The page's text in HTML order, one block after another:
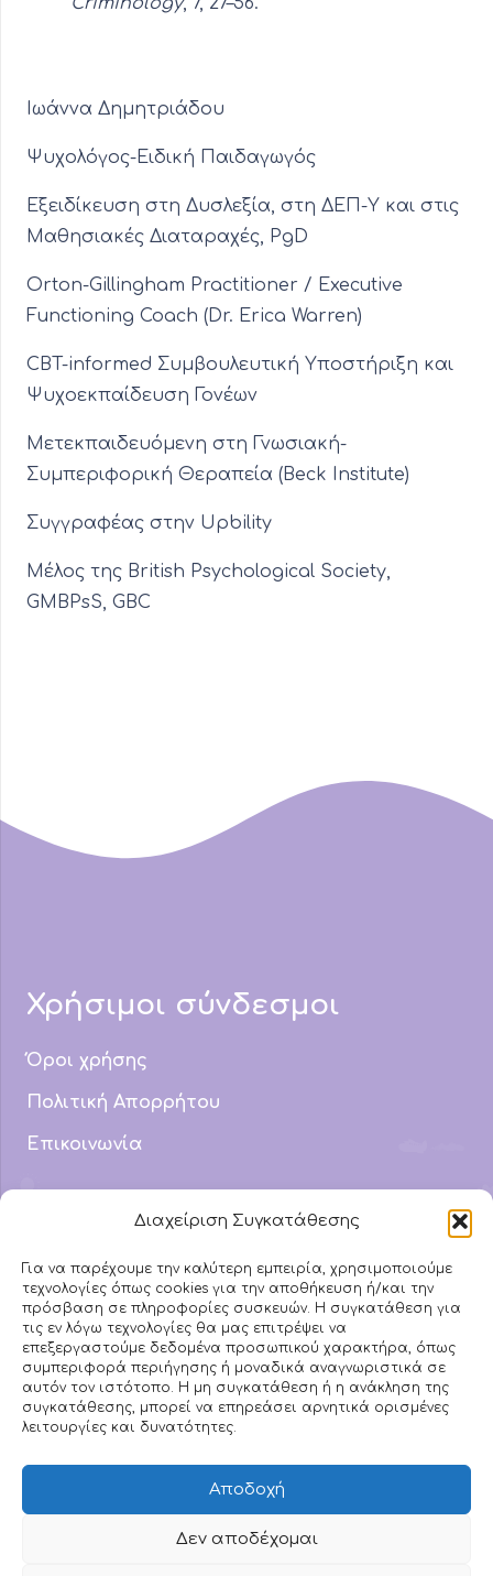
Διαχείριση Συγκατάθεσης
Για να παρέχουμε την καλύτερη εμπειρία, χρησιμοποιούμε
τεχνολογίες όπως cookies για την αποθήκευση ή/και την
πρόσβαση σε πληροφορίες συσκευών. Η συγκατάθεση για
τις εν λόγω τεχνολογίες θα μας επιτρέψει να
επεξεργαστούμε δεδομένα προσωπικού χαρακτήρα, όπως
συμπεριφορά περιήγησης ή μοναδικά αναγνωριστικά σε
αυτόν τον ιστότοπο. Η μη συγκατάθεση ή η ανάκληση της
συγκατάθεσης, μπορεί να επηρεάσει αρνητικά ορισμένες
λειτουργίες και δυνατότητες.
Αποδοχή
Δεν αποδέχομαι
Ιωάννα Δημητριάδου
Ψυχολόγος-Ειδική Παιδαγωγός
Εξειδίκευση στη Δυσλεξία, στη ΔΕΠ-Υ και στις
Μαθησιακές Διαταραχές, PgD
Orton-Gillingham Practitioner / Executive
Functioning Coach (Dr. Erica Warren)
CBT-informed Συμβουλευτική Υποστήριξη και
Ψυχοεκπαίδευση Γονέων
Μετεκπαιδευόμενη στη Γνωσιακή-
Συμπεριφορική Θεραπεία (Beck Institute)
Συγγραφέας στην Upbility
Μέλος της British Psychological Society,
GMBPsS, GBC
Χρήσιμοι σύνδεσμοι
Όροι χρήσης
Πολιτική Απορρήτου
Επικοινωνία
Email Address
Τηλέφωνο
693 742 3882
Ακολουθήστε μας στα
Social